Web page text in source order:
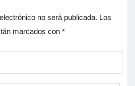
no será publicada. Los
marcados con *